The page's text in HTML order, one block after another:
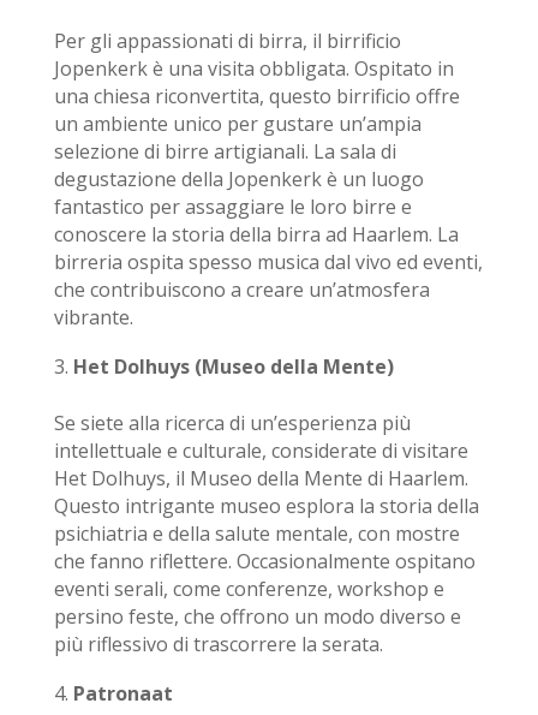
Per gli appassionati di birra, il birrificio
Jopenkerk è una visita obbligata. Ospitato in
una chiesa riconvertita, questo birrificio offre
un ambiente unico per gustare un’ampia
selezione di birre artigianali. La sala di
degustazione della Jopenkerk è un luogo
fantastico per assaggiare le loro birre e
conoscere la storia della birra ad Haarlem. La
birreria ospita spesso musica dal vivo ed eventi,
che contribuiscono a creare un’atmosfera
vibrante.
Het Dolhuys (Museo della Mente)
Se siete alla ricerca di un’esperienza più
intellettuale e culturale, considerate di visitare
Het Dolhuys, il Museo della Mente di Haarlem.
Questo intrigante museo esplora la storia della
psichiatria e della salute mentale, con mostre
che fanno riflettere. Occasionalmente ospitano
eventi serali, come conferenze, workshop e
persino feste, che offrono un modo diverso e
più riflessivo di trascorrere la serata.
Patronaat